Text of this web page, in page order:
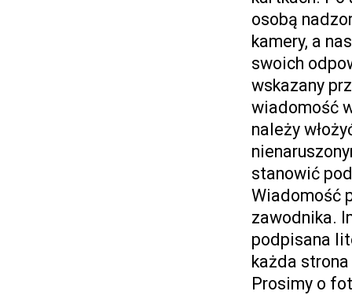
osobą
kamery, a
swoich
wskazany
wiadomość
należy
stanowić
Wiadomość
zawodnika.
podpisana
każda
Prosimy o